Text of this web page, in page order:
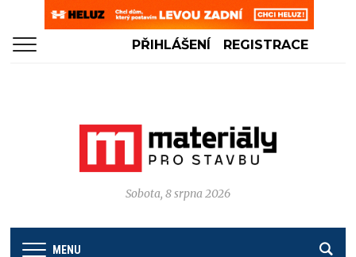
PŘIHLÁŠENÍ REGISTRACE
Sobota, 8 srpna 2026
MENU